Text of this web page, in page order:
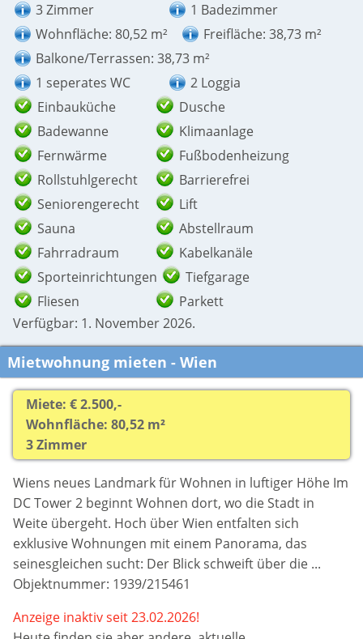
3 Zimmer
1 Badezimmer
Wohnfläche: 80,52 m²
Freifläche: 38,73 m²
Balkone/Terrassen: 38,73 m²
1 seperates WC
2 Loggia
Einbauküche
Dusche
Badewanne
Klimaanlage
Fernwärme
Fußbodenheizung
Rollstuhlgerecht
Barrierefrei
Seniorengerecht
Lift
Sauna
Abstellraum
Fahrradraum
Kabelkanäle
Sporteinrichtungen
Tiefgarage
Fliesen
Parkett
Verfügbar: 1. November 2026.
Mietwohnung mieten - Wien
Miete: € 2.500,-
Wohnfläche: 80,52 m²
3 Zimmer
Wiens neues Landmark für Wohnen in luftiger Höhe Im
DC Tower 2 beginnt Wohnen dort, wo die Stadt in
Weite übergeht. Hoch über Wien entfalten sich
exklusive Wohnungen mit einem Panorama, das
seinesgleichen sucht: Der Blick schweift über die ...
Objektnummer: 1939/215461
Anzeige inaktiv seit 23.02.2026!